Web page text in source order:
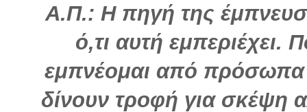
Α.Π.: Η πηγή της
ό,τι αυτή εμπεριέχει.
εμπνέομαι από πρόσωπα
δίνουν τροφή για σκέψη